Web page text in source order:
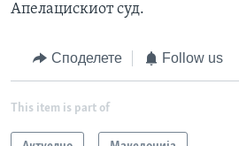
Апелацискиот суд.
Споделете Follow us
This item is part of